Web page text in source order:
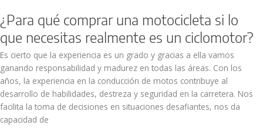
¿Para qué comprar una motocicleta si lo
que necesitas realmente es un ciclomotor?
Es cierto que la experiencia es un grado y gracias a ella vamos
ganando responsabilidad y madurez en todas las áreas. Con los
años, la experiencia en la conducción de motos contribuye al
desarrollo de habilidades, destreza y seguridad en la carretera. Nos
facilita la toma de decisiones en situaciones desafiantes, nos da
capacidad de